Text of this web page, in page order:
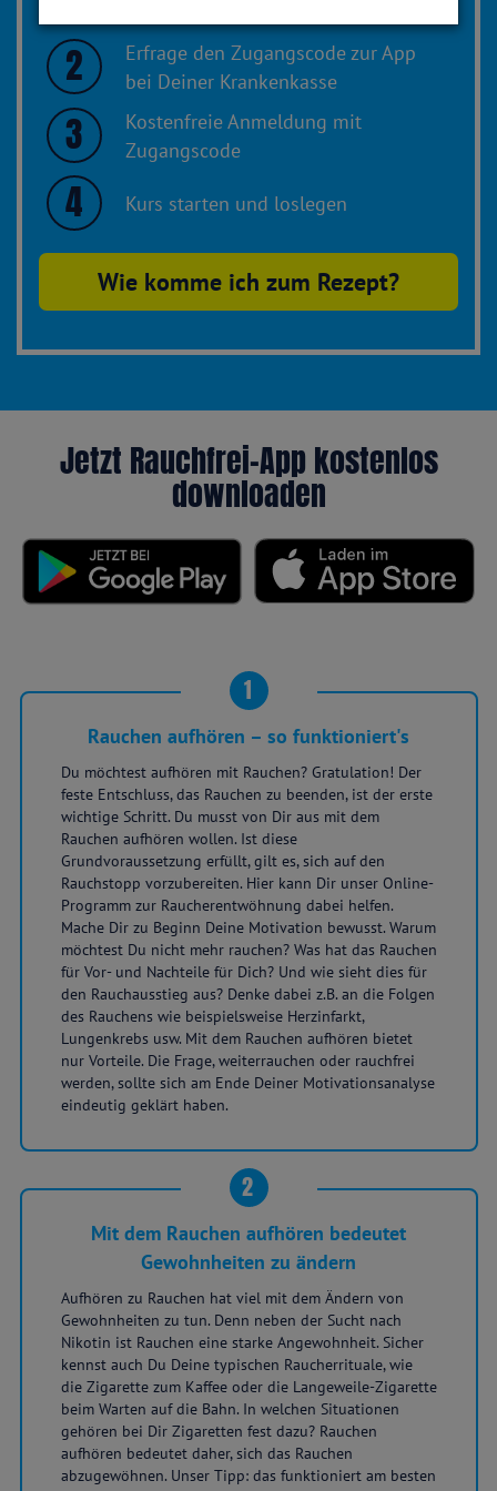
2
Erfrage den Zugangscode zur App
bei Deiner Krankenkasse
3
Kostenfreie Anmeldung mit
Zugangscode
4 Kurs starten und loslegen
Wie komme ich zum Rezept?
Jetzt Rauchfrei-App kostenlos
downloaden
1
Rauchen aufhören – so funktioniert's
Du möchtest aufhören mit Rauchen? Gratulation! Der
feste Entschluss, das Rauchen zu beenden, ist der erste
wichtige Schritt. Du musst von Dir aus mit dem
Rauchen aufhören wollen. Ist diese
Grundvoraussetzung erfüllt, gilt es, sich auf den
Rauchstopp vorzubereiten. Hier kann Dir unser Online-
Programm zur Raucherentwöhnung dabei helfen.
Mache Dir zu Beginn Deine Motivation bewusst. Warum
möchtest Du nicht mehr rauchen? Was hat das Rauchen
für Vor- und Nachteile für Dich? Und wie sieht dies für
den Rauchausstieg aus? Denke dabei z.B. an die Folgen
des Rauchens wie beispielsweise Herzinfarkt,
Lungenkrebs usw. Mit dem Rauchen aufhören bietet
nur Vorteile. Die Frage, weiterrauchen oder rauchfrei
werden, sollte sich am Ende Deiner Motivationsanalyse
eindeutig geklärt haben.
2
Mit dem Rauchen aufhören bedeutet
Gewohnheiten zu ändern
Aufhören zu Rauchen hat viel mit dem Ändern von
Gewohnheiten zu tun. Denn neben der Sucht nach
Nikotin ist Rauchen eine starke Angewohnheit. Sicher
kennst auch Du Deine typischen Raucherrituale, wie
die Zigarette zum Kaffee oder die Langeweile-Zigarette
beim Warten auf die Bahn. In welchen Situationen
gehören bei Dir Zigaretten fest dazu? Rauchen
aufhören bedeutet daher, sich das Rauchen
abzugewöhnen. Unser Tipp: das funktioniert am besten